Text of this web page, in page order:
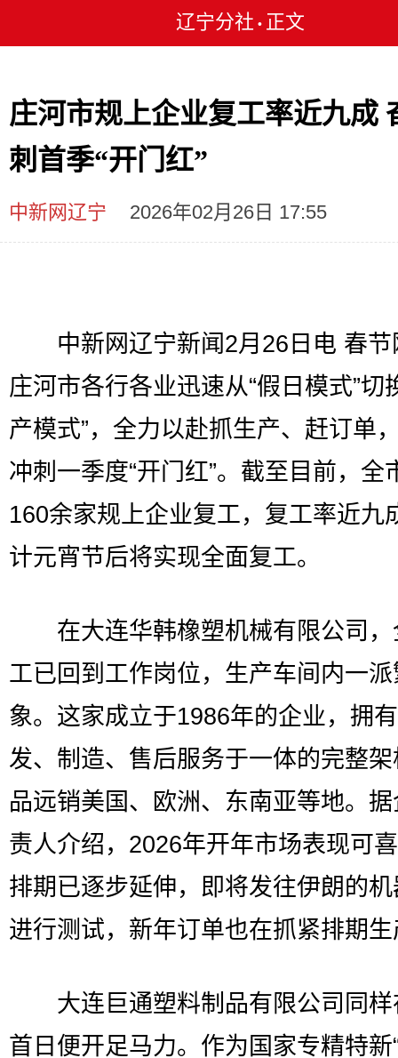
辽宁分社 • 正文
庄河市规上企业复工率近九成
刺首季“开门红”
中新网辽宁 2026年02月26日 17:55
中新网辽宁新闻2月26日电 春节
庄河市各行各业迅速从“假日模式”切
产模式”，全力以赴抓生产、赶订单
冲刺一季度“开门红”。截至目前，全
160余家规上企业复工，复工率近九
计元宵节后将实现全面复工。
在大连华韩橡塑机械有限公司，
工已回到工作岗位，生产车间内一
象。这家成立于1986年的企业，拥
发、制造、售后服务于一体的完整
品远销美国、欧洲、东南亚等地。
责人介绍，2026年开年市场表现可
排期已逐步延伸，即将发往伊朗的
进行测试，新年订单也在抓紧排期
大连巨通塑料制品有限公司同样
首日便开足马力。作为国家专精特新